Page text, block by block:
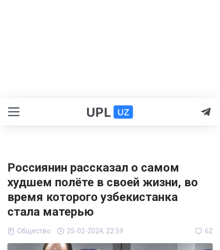
Россиянин рассказал о самом
худшем полёте в своей жизни, во
время которого узбекистанка
стала матерью
Общество 25-02-2024, 22:59 62